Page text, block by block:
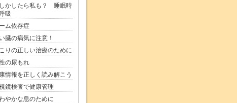
かしたら私も？ 睡眠時
吸
ム依存症
臓の病気に注意！
りの正しい治療のために
の尿もれ
情報を正しく読み解こう
鏡検査で健康管理
やかな息のために